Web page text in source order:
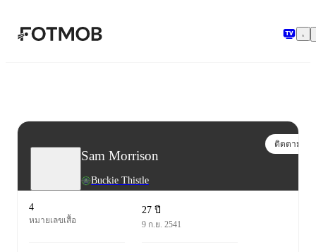
ข้ามไปยังเนื้อหาหลัก
Sam Morrison
Buckie Thistle
ติดตาม
4
หมายเลขเสื้อ
27 ปี
9 ก.ย. 2541